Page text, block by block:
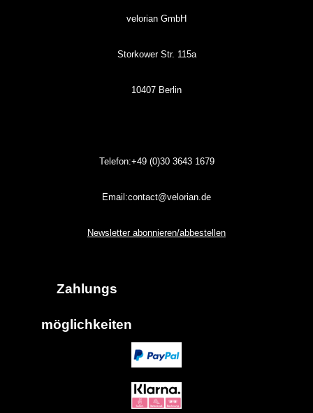
velorian GmbH
Storkower Str. 115a
10407 Berlin
Telefon:+49 (0)3036431679
Email:contact@velorian.de
Newsletter abonnieren/abbestellen
Zahlungs
möglich keiten